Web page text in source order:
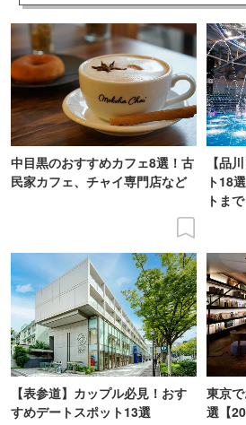
中目黒のおすすめカフェ8選！古
民家カフェ、チャイ専門店など
【品
ト18
トまで
【表参道】カップル必見！おす
すめデートスポット13選
東京
選【